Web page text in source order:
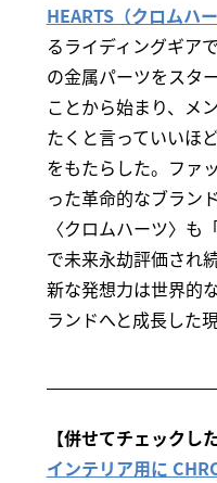
HEARTS（クロムハー
るライディングギア
の金属パーツをスタ
ことから始まり、メ
たくと言っていいほ
をもたらした。ファ
った革命的なブラン
〈クロムハーツ〉も
で未来永劫評価され
新な発想力は世界的
ランドへと成長した
【併せてチェックし
インテリア用に